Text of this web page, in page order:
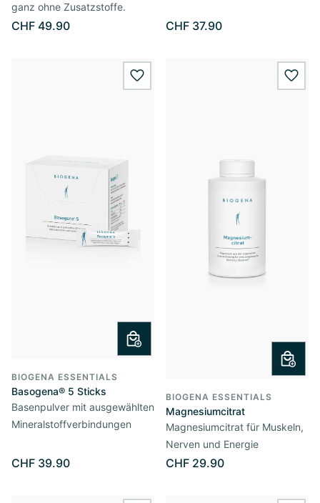
ganz ohne Zusatzstoffe.
CHF 49.90 CHF 37.90
wishlist.add
BIOGENA ESSENTIALS
Basogena® 5 Sticks
Basenpulver mit ausgewählten
Mineralstoffverbindungen
CHF 39.90
BIOGENA ESSENTIALS
Magnesiumcitrat
Magnesiumcitrat für Muskeln,
Nerven und Energie
CHF 29.90